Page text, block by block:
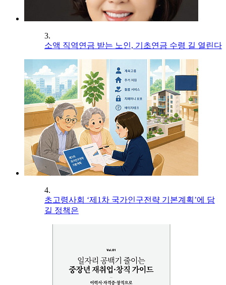
3.
소액 직역연금 받는 노인, 기초연금 수령 길 열린다
4.
초고령사회 ‘제1차 국가인구전략 기본계획’에 담
길 정책은